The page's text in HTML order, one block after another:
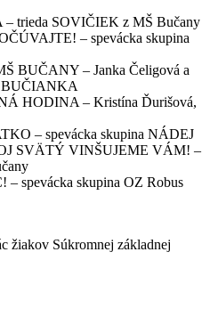
trieda SOVIČIEK z MŠ Bučany
– spevácka skupina
BUČANY – Janka Čeligová a
BUČIANKA
HODINA – Kristína Ďurišová,
– spevácka skupina NÁDEJ
SVÄTÝ VINŠUJEME VÁM! –
spevácka skupina OZ Robus
žiakov Súkromnej základnej